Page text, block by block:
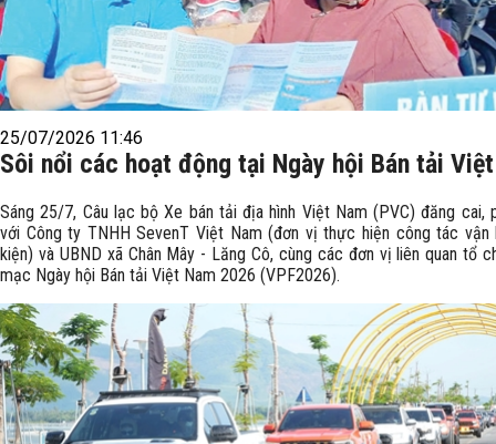
25/07/2026 11:46
Sôi nổi các hoạt động tại Ngày hội Bán tải
Sáng 25/7, Câu lạc bộ Xe bán tải địa hình Việt Nam (PVC) đăng cai,
với Công ty TNHH SevenT Việt Nam (đơn vị thực hiện công tác vận
kiện) và UBND xã Chân Mây - Lăng Cô, cùng các đơn vị liên quan tổ
mạc Ngày hội Bán tải Việt Nam 2026 (VPF2026).